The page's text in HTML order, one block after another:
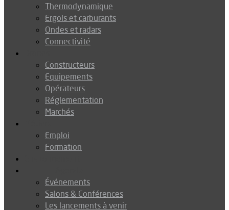
Thermodynamique
Ergols et carburants
Ondes et radars
Connectivité
Constructeurs
Equipements
Opérateurs
Réglementation
Marchés
Emploi
Formation
Événements
Salons & Conférences
Les lancements à venir